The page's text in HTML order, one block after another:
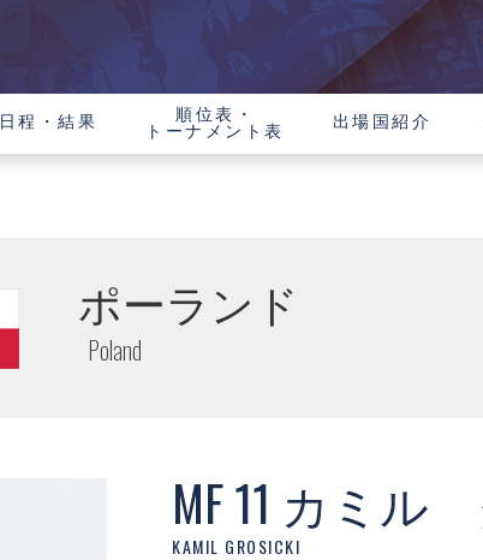
日程・結果
順位表・
トーナメント表
出場国紹介
ポーランド
Poland
MF 11 カミ
KAMIL GROSICKI